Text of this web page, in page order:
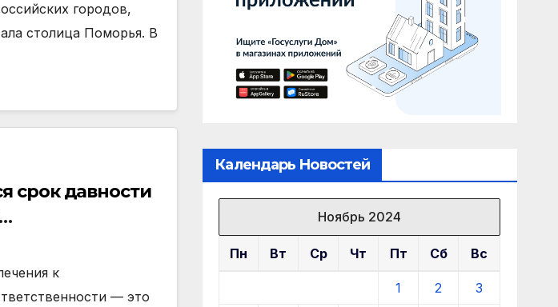
городов,
столица Поморья. В
срок давности
к
— это
Календарь Новостей
Ноябрь 2024
Пн Вт Ср Чт Пт Сб Вс
1 2 3